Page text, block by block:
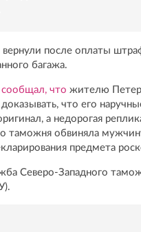
после оплаты
багажа.
что жителю
что его
а недорогая
таможня обвиняла
предмета
Северо-Западного